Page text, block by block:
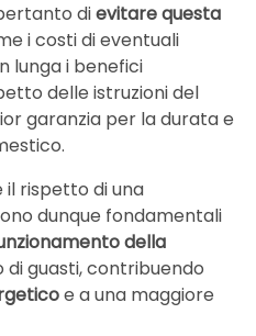
dievitare questa
i costi di eventuali
lunga i benefici
delle istruzioni del
garanzia per la durata e
il rispetto di una
dunque fondamentali
della
di guasti, contribuendo
e a una maggiore